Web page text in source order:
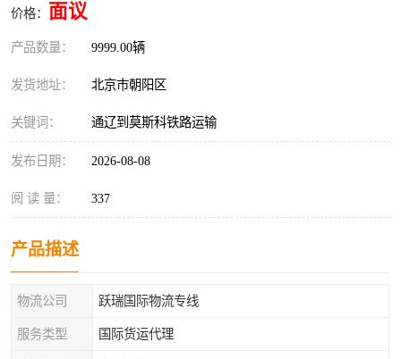
价格： 面议
产品数量： 9999.00辆
发货地址： 北京市朝阳区
关键词： 通辽到莫斯科铁路运输
发布日期： 2026-08-08
阅 读 量： 337
产品描述
物流公司 跃瑞国际物流专线
服务类型 国际货运代理